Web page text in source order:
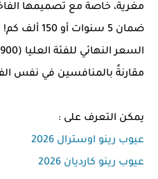
مغرية، خاصة مع تصميمها
ضمان 5
مقارنةً بالمنافسين في نفس
يمكن التعرف على :
عيوب رينو اوسترال 2026
عيوب رينو كارديان 2026